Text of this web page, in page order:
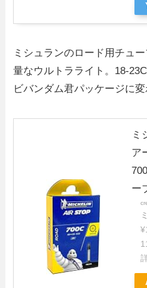
ミシュランのロード用チュ
量なウルトラライト。18-
ビバンダム君パッケージに変
ミ
ア
ー